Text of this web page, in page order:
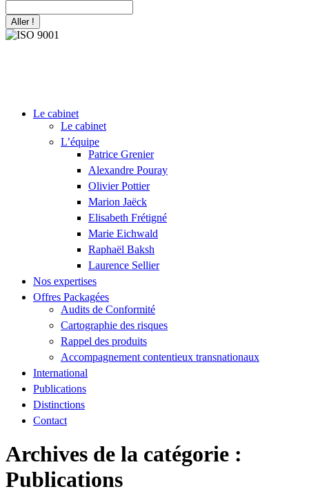
Le cabinet
Le cabinet
L’équipe
Patrice Grenier
Alexandre Pouray
Olivier Pottier
Marion Jaëck
Elisabeth Frétigné
Marie Eichwald
Raphaël Baksh
Laurence Sellier
Nos expertises
Offres Packagées
Audits de Conformité
Cartographie des risques
Rappel des produits
Accompagnement contentieux transnationaux
International
Publications
Distinctions
Contact
Archives de la catégorie :
Publications